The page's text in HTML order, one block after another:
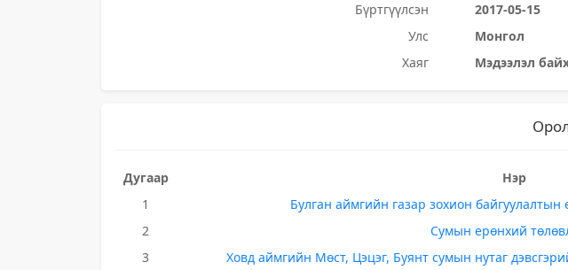
Бүртгүүлсэн
2017-05-15
Улс
Монгол
Хаяг
Мэдээлэл
Дугаар Нэр
1
Булган аймгийн газар зохион байгуулалтын
2
Сумын ерөнхий
3
Ховд аймгийн Мөст, Цэцэг, Буянт сумын нутаг